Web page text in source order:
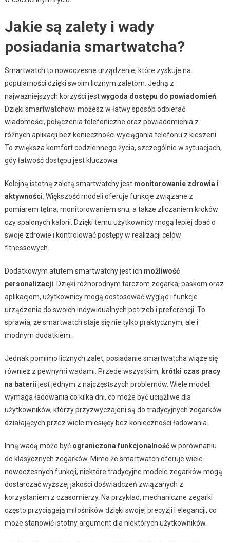
Jakie są zalety i wady
posiadania smartwatcha?
Smartwatch to nowoczesne urządzenie, które zyskuje na
popularności dzięki swoim licznym zaletom. Jedną z
najważniejszych korzyści jestwygoda dostępu do powiadomień
Dzięki smartwatchowi możesz w łatwy sposób odbierać
wiadomości, połączenia telefoniczne oraz powiadomienia z
różnych aplikacji bez konieczności wyciągania telefonu z kieszeni.
To zwiększa komfort codziennego życia, szczególnie w sytuacjach,
gdy łatwość dostępu jest kluczowa.
Kolejną istotną zaletą smartwatchy jest monitorowanie zdrowia i
aktywności . Większość modeli oferuje funkcje związane z
pomiarem tętna, monitorowaniem snu, a także zliczaniem kroków
czy spalonych kalorii. Dzięki temu użytkownicy mogą lepiej dbać o
swoje zdrowie i kontrolować postępy w realizacji celów
fitnessowych.
Dodatkowym atutem smartwatchy jest ich możliwość
personalizacji . Dzięki różnorodnym tarczom zegarka, paskom oraz
aplikacjom, użytkownicy mogą dostosować wygląd i funkcje
urządzenia do swoich indywidualnych potrzeb i preferencji. To
sprawia, że smartwatch staje się nie tylko praktycznym, ale i
modnym dodatkiem.
Jednak pomimo licznych zalet, posiadanie smartwatcha wiąże się
również z pewnymi wadami. Przede wszystkim, krótki czas pracy
na baterii jest jednym z najczęstszych problemów. Wiele modeli
wymaga ładowania co kilka dni, co może być uciążliwe dla
użytkowników, którzy przyzwyczajeni są do tradycyjnych zegarków
działających przez wiele miesięcy bez konieczności ładowania.
Inną wadą może być ograniczona funkcjonalnośćw porównaniu
do klasycznych zegarków. Mimo że smartwatch oferuje wiele
nowoczesnych funkcji, niektóre tradycyjne modele zegarków mogą
dostarczać wyższej jakości doświadczeń związanych z
korzystaniem z czasomierzy. Na przykład, mechaniczne zegarki
często przyciągają miłośników dzięki swojej precyzji i elegancji, co
może stanowić istotny argument dla niektórych użytkowników.